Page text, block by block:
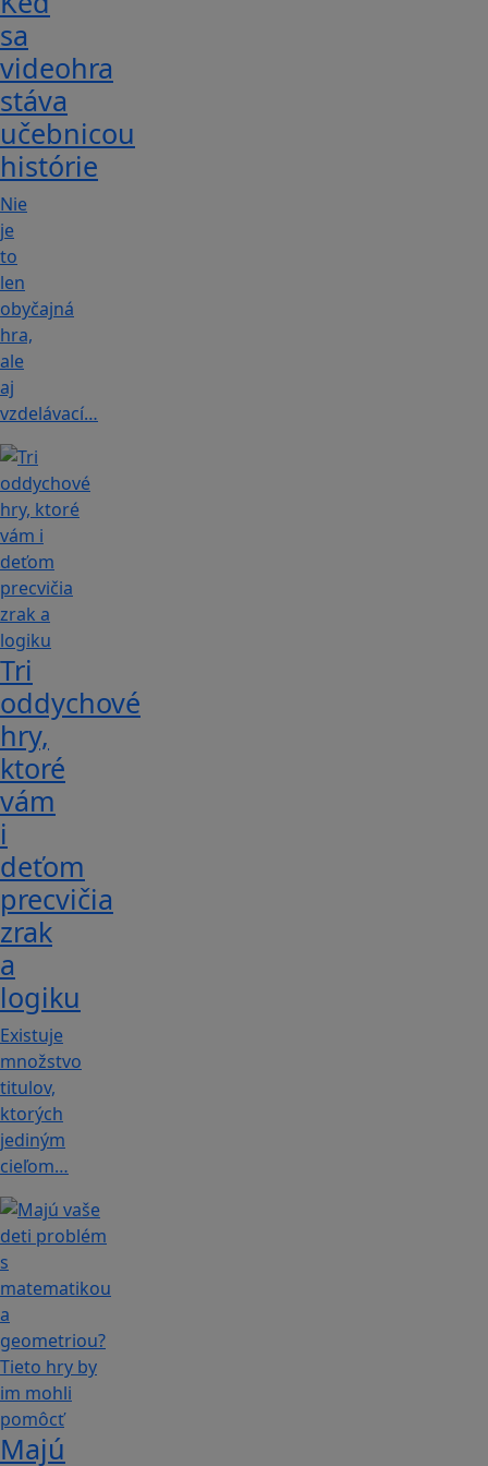
sa
videohra
stáva
učebnicou
histórie
Nie
je
to
len
obyčajná
hra,
ale
aj
vzdelávací…
Tri
oddychové
hry,
ktoré
vám
i
deťom
precvičia
zrak
a
logiku
Existuje
množstvo
titulov,
ktorých
jediným
cieľom…
Majú